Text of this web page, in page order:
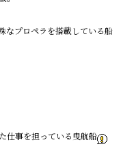
なプロペラを搭載している船
仕事を担っている曳航船